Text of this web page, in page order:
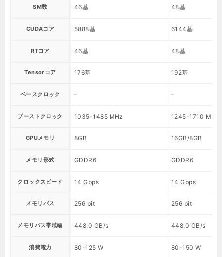
SM数 46基 48基
CUDAコア 5888基 6144基
RTコア 46基 48基
Tensorコア 176基 192基
ベースクロック – –
ブーストクロック 1035-1485 MHz 1245-1710 MHz
GPUメモリ 8GB 16GB/8GB
メモリ形式 GDDR6 GDDR6
クロックスピード 14 Gbps 14 Gbps
メモリバス 256 bit 256 bit
メモリバス帯域幅 448.0 GB/s 448.0 GB/s
消費電力 80-125 W 80-150 W